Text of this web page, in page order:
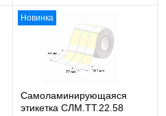
Новинка
Самоламинирующаяся
этикетка СЛМ.ТТ.22.58